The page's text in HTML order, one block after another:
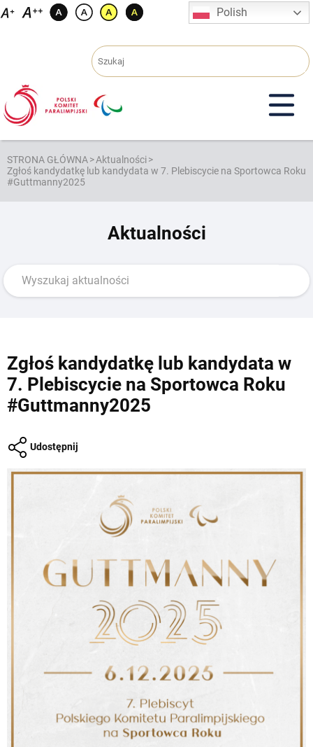
Przejdź
Polish
STRONA GŁÓWNA>Aktualności>
Zgłoś kandydatkę lub kandydata w 7. Plebiscycie na Sportowca Roku
#Guttmanny2025
Aktualności
Zgłoś kandydatkę lub kandydata w
7. Plebiscycie na Sportowca Roku
#Guttmanny2025
Udostępnij